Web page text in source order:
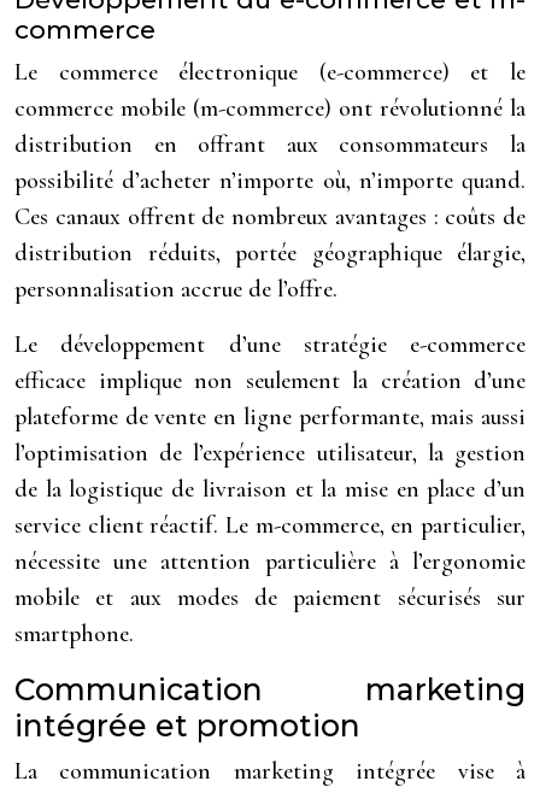
commerce
Le commerce électronique (e-commerce) et le
commerce mobile (m-commerce) ont révolutionné la
distribution en offrant aux consommateurs la
possibilité d’acheter n’importe où, n’importe quand.
Ces canaux offrent de nombreux avantages : coûts de
distribution réduits, portée géographique élargie,
personnalisation accrue de l’offre.
Le développement d’une stratégie e-commerce
efficace implique non seulement la création d’une
plateforme de vente en ligne performante, mais aussi
l’optimisation de l’expérience utilisateur, la gestion
de la logistique de livraison et la mise en place d’un
service client réactif. Le m-commerce, en particulier,
nécessite une attention particulière à l’ergonomie
mobile et aux modes de paiement sécurisés sur
smartphone.
Communication marketing
intégrée et promotion
La communication marketing intégrée vise à